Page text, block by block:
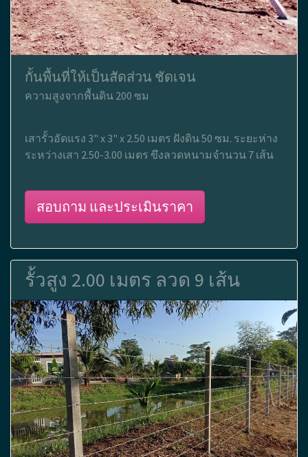
กั้นพื้นที่ให้เป็นสัดส่วน ชัดเจน
ความสูงจากพื้นดิน 200 ซม
เสารั้วอัดแรง 3" x 3" x 2.50 เมตร ฝังดิน 50 ซม. ระยะห่าง
ระหว่างเสา 2.50-3.00 เมตร ขึงลวดหนามจำนวน 7 เส้น
สอบถาม และประเมินราคา
รั้วสูง 2.00 เมตร ลวด 9 เส้น